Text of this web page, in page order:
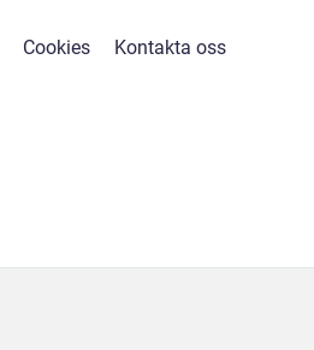
Cookies Kontakta oss